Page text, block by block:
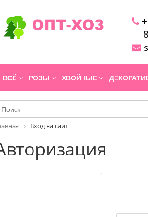
ВСЁ РОЗЫ ХВОЙНЫЕ
Вход на сайт